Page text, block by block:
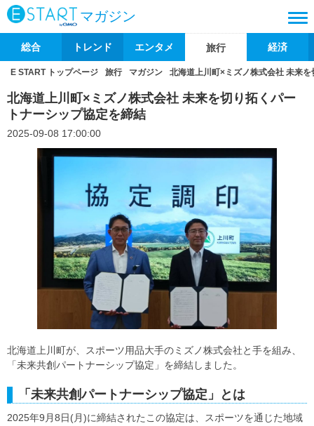
マガジン
総合 トレンド エンタメ 旅行 経済
E START トップページ 旅行 マガジン 北海道上川町×ミズノ株式会社 未来
北海道上川町×ミズノ株式会社 未来を切り拓くパー
トナーシップ協定を締結
2025-09-08 17:00:00
北海道上川町が、スポーツ用品大手のミズノ株式会社と手を組み、
「未来共創パートナーシップ協定」を締結しました。
「未来共創パートナーシップ協定」とは
2025年9月8日(月)に締結されたこの協定は、スポーツを通じた地域